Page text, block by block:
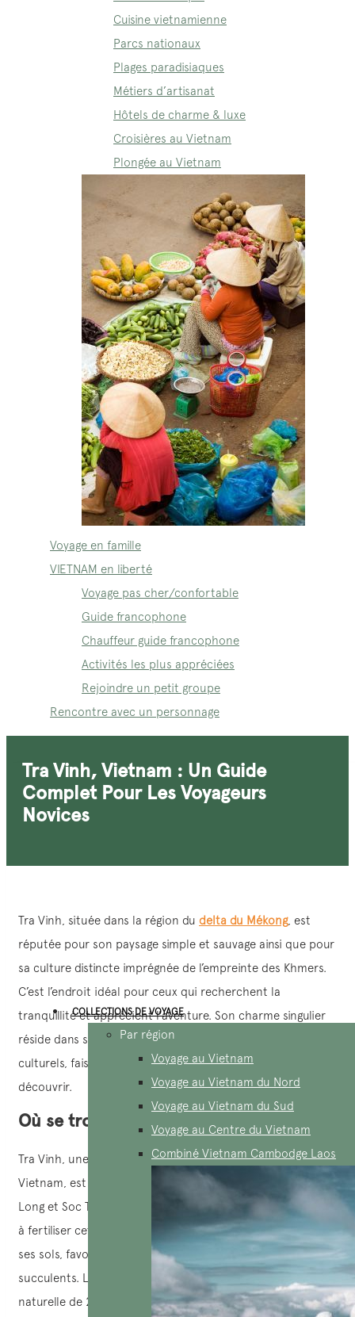
Cuisine vietnamienne
Parcs nationaux
Plages paradisiaques
Métiers d’artisanat
Hôtels de charme & luxe
Croisières au Vietnam
Plongée au Vietnam
Voyage en famille
VIETNAM en liberté
Voyage pas cher/confortable
Guide francophone
Chauffeur guide francophone
Activités les plus appréciées
Rejoindre un petit groupe
Rencontre avec un personnage
COLLECTIONS DE VOYAGE
Par région
Voyage au Vietnam
Voyage au Vietnam du Nord
Voyage au Vietnam du Sud
Voyage au Centre du Vietnam
Combiné Vietnam Cambodge Laos
Tra Vinh, Vietnam : Un Guide
Complet Pour Les Voyageurs
Novices
Tra Vinh, située dans la région du delta du Mékong, est
réputée pour son paysage simple et sauvage ainsi que pour
sa culture distincte imprégnée de l’empreinte des Khmers.
C’est l’endroit idéal pour ceux qui recherchent la
tranquillité et apprécient l’aventure. Son charme singulier
réside dans ses paysages bucoliques et ses trésors
culturels, faisant de Tra Vinh une destination fascinante à
découvrir.
Où se trouve Tra Vinh?
Tra Vinh, une province située dans le delta du Mékong au
Vietnam, est bordée par les provinces de Ben Tre, Vinh
Long et Soc Trang. Avec ses 65 km de côtes, elle contribue
à fertiliser cette région grâce aux alluvions qui enrichissent
ses sols, favorisant ainsi la culture de nombreux fruits
succulents. La province s’étend sur une superficie
naturelle de 2 295 km² et compte une population de plus